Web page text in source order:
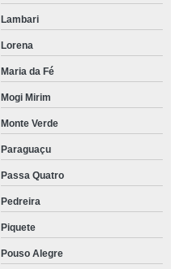
Lambari
Lorena
Maria da Fé
Mogi Mirim
Monte Verde
Paraguaçu
Passa Quatro
Pedreira
Piquete
Pouso Alegre